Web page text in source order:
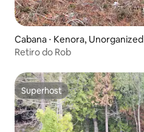
Cabana ⋅ Kenora, Unorganized
Retiro do Rob
Superhost
Superhost